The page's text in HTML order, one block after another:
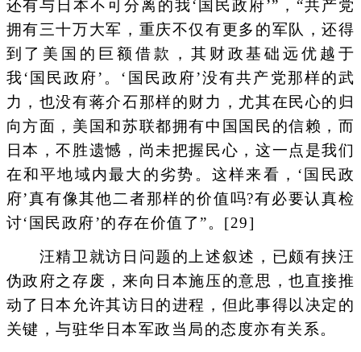
还有与日本不可分离的我‘国民政府’”，“共产党
拥有三十万大军，重庆不仅有更多的军队，还得
到了美国的巨额借款，其财政基础远优越于
我‘国民政府’。‘国民政府’没有共产党那样的武
力，也没有蒋介石那样的财力，尤其在民心的归
向方面，美国和苏联都拥有中国国民的信赖，而
日本，不胜遗憾，尚未把握民心，这一点是我们
在和平地域内最大的劣势。这样来看，‘国民政
府’真有像其他二者那样的价值吗?有必要认真检
讨‘国民政府’的存在价值了”。[29]
汪精卫就访日问题的上述叙述，已颇有挟汪
伪政府之存废，来向日本施压的意思，也直接推
动了日本允许其访日的进程，但此事得以决定的
关键，与驻华日本军政当局的态度亦有关系。